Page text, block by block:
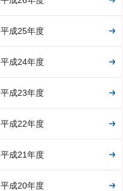
平成25年度
平成24年度
平成23年度
平成22年度
平成21年度
平成20年度